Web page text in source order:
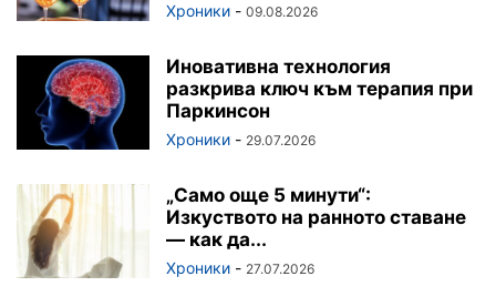
Хроники - 09.08.2026
Иновативна технология
разкрива ключ към терапия при
Паркинсон
Хроники - 29.07.2026
„Само още 5 минути“:
Изкуството на ранното ставане
— как да...
Хроники - 27.07.2026